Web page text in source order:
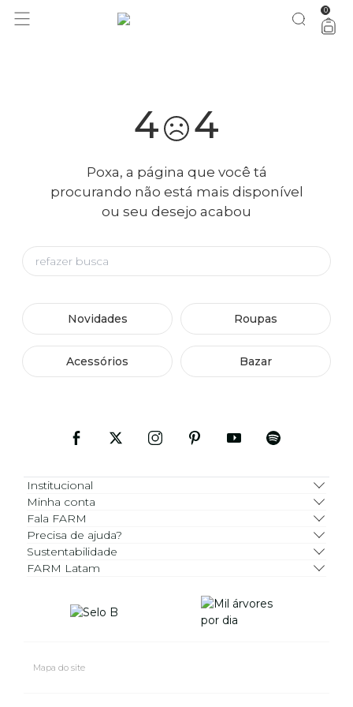
você merece 30% OFF pra comemorar com a gente aproveita! 0
4 4
Poxa, a página que você tá
procurando não está mais disponível
ou seu desejo acabou
Novidades Roupas
Acessórios Bazar
Institucional
Minha conta
Fala FARM
Precisa de ajuda?
Sustentabilidade
FARM Latam
Mapa do site